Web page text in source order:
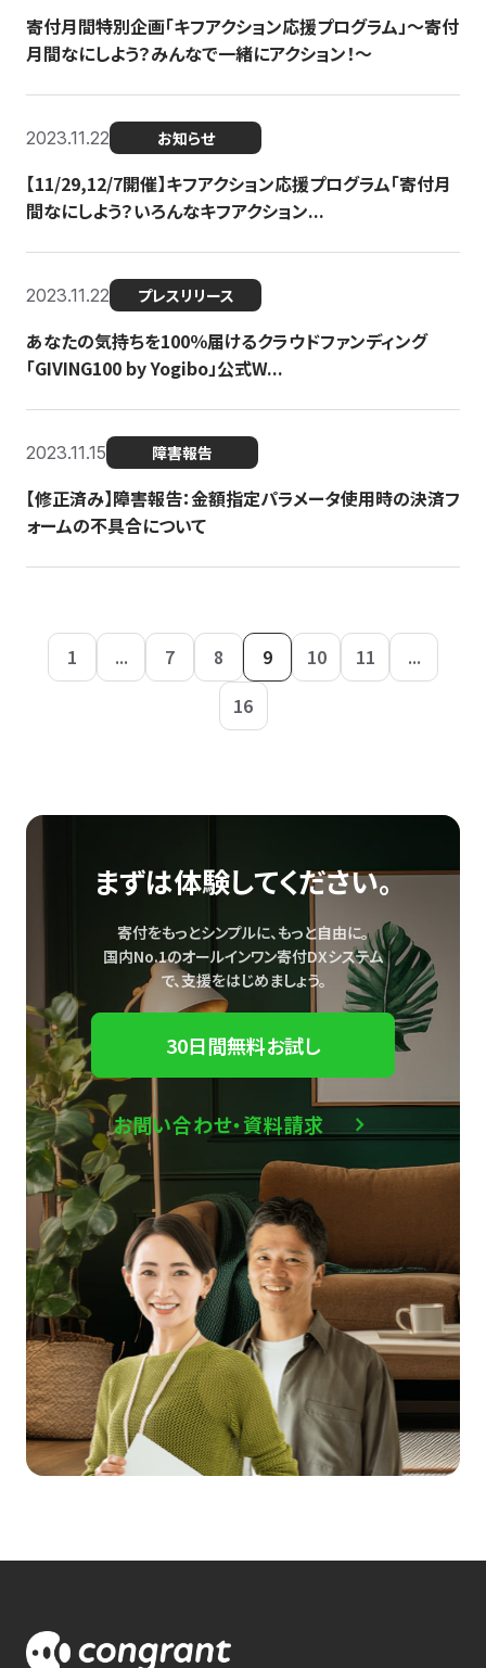
寄付月間特別企画「キフアクション応援プログラム」〜寄付
月間なにしよう？みんなで一緒にアクション！〜
2023.11.22 お知らせ
【11/29,12/7開催】キフアクション応援プログラム「寄付月
間なにしよう？いろんなキフアクション...
2023.11.22 プレスリリース
あなたの気持ちを100％届けるクラウドファンディング
「GIVING100 by Yogibo」公式W...
2023.11.15 障害報告
【修正済み】障害報告：金額指定パラメータ使用時の決済フ
ォームの不具合について
1 ... 7 8 9 10 11
...
16
まずは体験してください。
寄付をもっとシンプルに、もっと自由に。
国内No.1のオールインワン寄付DXシステム
で、支援をはじめましょう。
30日間無料お試し
お問い合わせ・資料請求